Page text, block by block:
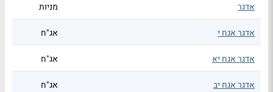
אדגר מניות
אדגר אגח י אג"ח
אדגר אגח יא אג"ח
אדגר אגח יב אג"ח